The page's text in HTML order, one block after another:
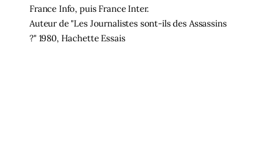
France Info, puis France Inter.
Auteur de "Les Journalistes sont-ils des Assassins
?" 1980, Hachette Essais